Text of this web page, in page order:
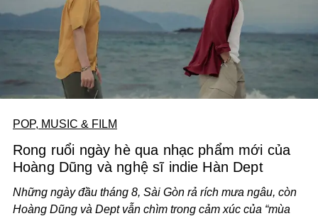
POP, MUSIC & FILM
Rong ruổi ngày hè qua nhạc phẩm mới của
Hoàng Dũng và nghệ sĩ indie Hàn Dept
Những ngày đầu tháng 8, Sài Gòn rả rích mưa ngâu, còn
Hoàng Dũng và Dept vẫn chìm trong cảm xúc của “mùa